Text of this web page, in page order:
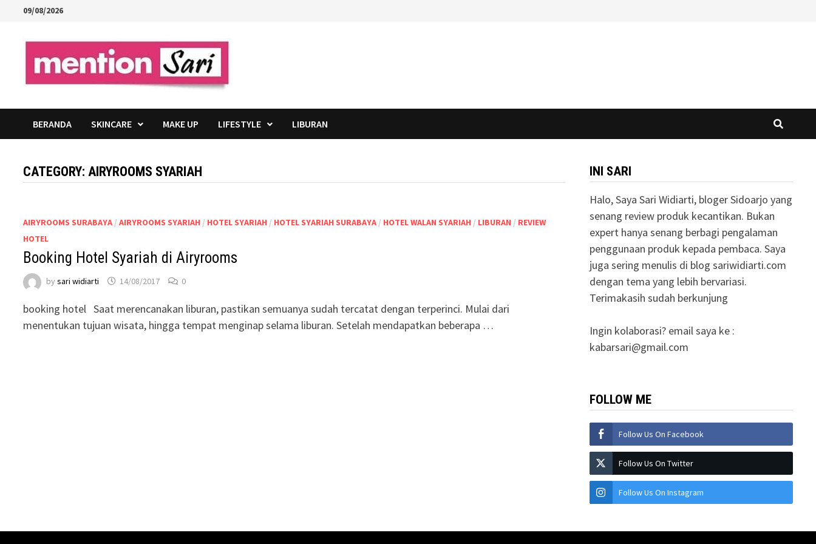
content
09/08/2026
BERANDA SKINCARE MAKE UP LIFESTYLE LIBURAN
CATEGORY:AIRYROOMS SYARIAH
AIRYROOMS SURABAYA /AIRYROOMS SYARIAH / HOTEL SYARIAH / HOTEL SYARIAH SURABAYA / HOTEL WALAN SYARIAH / LIBURAN / REVIEW
HOTEL
Booking Hotel Syariah di Airyrooms
bysari widiarti 14/08/2017 0
booking hotel Saat merencanakan liburan, pastikan semuanya sudah tercatat dengan terperinci. Mulai dari
menentukan tujuan wisata, hingga tempat menginap selama liburan. Setelah mendapatkan beberapa …
INI SARI
Halo, Saya Sari Widiarti, bloger Sidoarjo yang
senang review produk kecantikan. Bukan
expert hanya senang berbagi pengalaman
penggunaan produk kepada pembaca. Saya
juga sering menulis di blog sariwidiarti.com
dengan tema yang lebih bervariasi.
Terimakasih sudah berkunjung
Ingin kolaborasi? email saya ke :
kabarsari@gmail.com
FOLLOW ME
Follow Us On Facebook
Follow Us On Twitter
Follow Us On Instagram